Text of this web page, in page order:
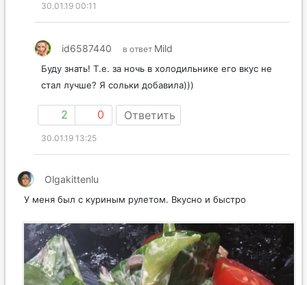
30.01.19 00:11
id6587440 в ответ Mild
Буду знать! Т.е. за ночь в холодильнике его вкус не
стал лучше? Я сольки добавила)))
2 0 Ответить
30.01.19 13:25
Olgakittenlu
У меня был с куриным рулетом. Вкусно и быстро